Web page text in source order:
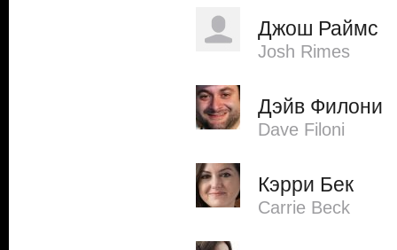
Джош Раймс
Josh Rimes
Дэйв Филони
Dave Filoni
Кэрри Бек
Carrie Beck